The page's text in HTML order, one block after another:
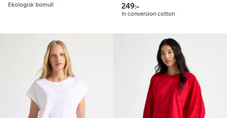
Ekologisk bomull
249:-249,00 kr
In conversion cotton